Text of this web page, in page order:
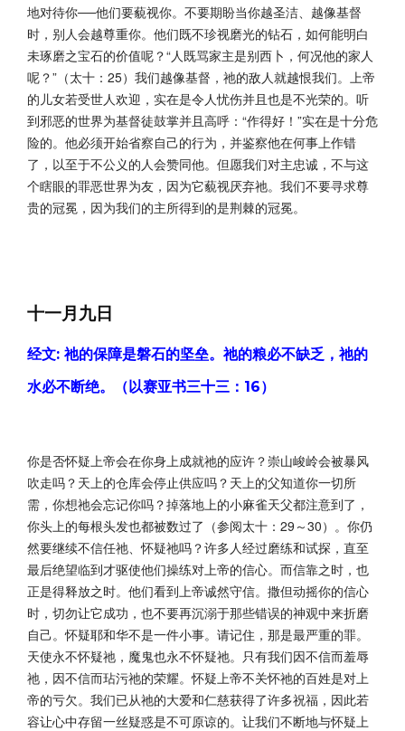
地对待你──他们要藐视你。不要期盼当你越圣洁、越像基督
时，别人会越尊重你。他们既不珍视磨光的钻石，如何能明白
未琢磨之宝石的价值呢？“人既骂家主是别西卜，何况他的家人
呢？”（太十：25）我们越像基督，祂的敌人就越恨我们。上帝
的儿女若受世人欢迎，实在是令人忧伤并且也是不光荣的。听
到邪恶的世界为基督徒鼓掌并且高呼：“作得好！”实在是十分危
险的。他必须开始省察自己的行为，并鉴察他在何事上作错
了，以至于不公义的人会赞同他。但愿我们对主忠诚，不与这
个瞎眼的罪恶世界为友，因为它藐视厌弃祂。我们不要寻求尊
贵的冠冕，因为我们的主所得到的是荆棘的冠冕。
十一月九日
经文: 祂的保障是磐石的坚垒。祂的粮必不缺乏，祂的
水必不断绝。（以赛亚书三十三：16）
你是否怀疑上帝会在你身上成就祂的应许？崇山峻岭会被暴风
吹走吗？天上的仓库会停止供应吗？天上的父知道你一切所
需，你想祂会忘记你吗？掉落地上的小麻雀天父都注意到了，
你头上的每根头发也都被数过了（参阅太十：29～30）。你仍
然要继续不信任祂、怀疑祂吗？许多人经过磨练和试探，直至
最后绝望临到才驱使他们操练对上帝的信心。而信靠之时，也
正是得释放之时。他们看到上帝诚然守信。撒但动摇你的信心
时，切勿让它成功，也不要再沉溺于那些错误的神观中来折磨
自己。怀疑耶和华不是一件小事。请记住，那是最严重的罪。
天使永不怀疑祂，魔鬼也永不怀疑祂。只有我们因不信而羞辱
祂，因不信而玷污祂的荣耀。怀疑上帝不关怀祂的百姓是对上
帝的亏欠。我们已从祂的大爱和仁慈获得了许多祝福，因此若
容让心中存留一丝疑惑是不可原谅的。让我们不断地与怀疑上